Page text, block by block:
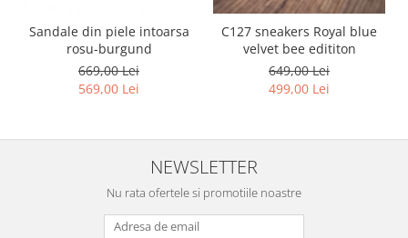
Sandale din piele intoarsa
rosu-burgund
669,00 Lei
569,00 Lei
C127 sneakers Royal blue
velvet bee edititon
649,00 Lei
499,00 Lei
NEWSLETTER
Nu rata ofertele si promotiile noastre